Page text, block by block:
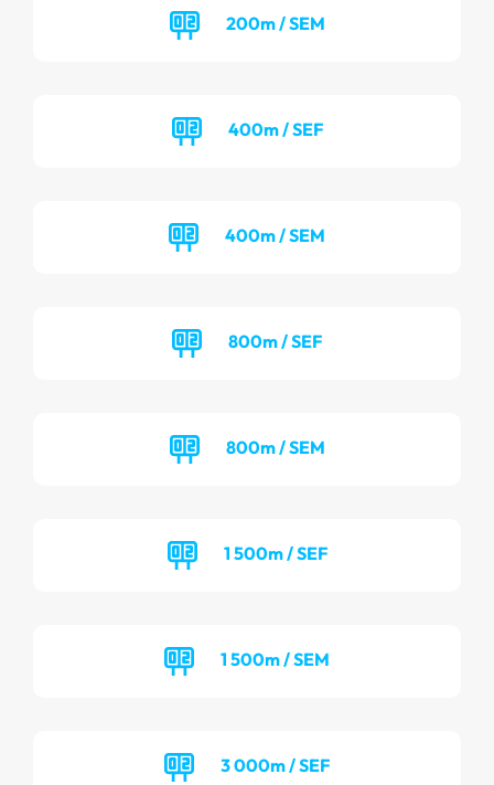
200m / SEM
400m / SEF
400m / SEM
800m / SEF
800m / SEM
1 500m / SEF
1 500m / SEM
3 000m / SEF